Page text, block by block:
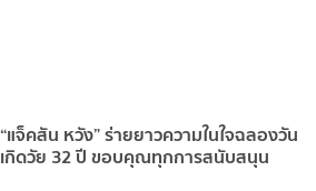
“แจ็คสัน หวัง” ร่ายยาวความในใจฉลองวัน
เกิดวัย 32 ปี ขอบคุณทุกการสนับสนุน